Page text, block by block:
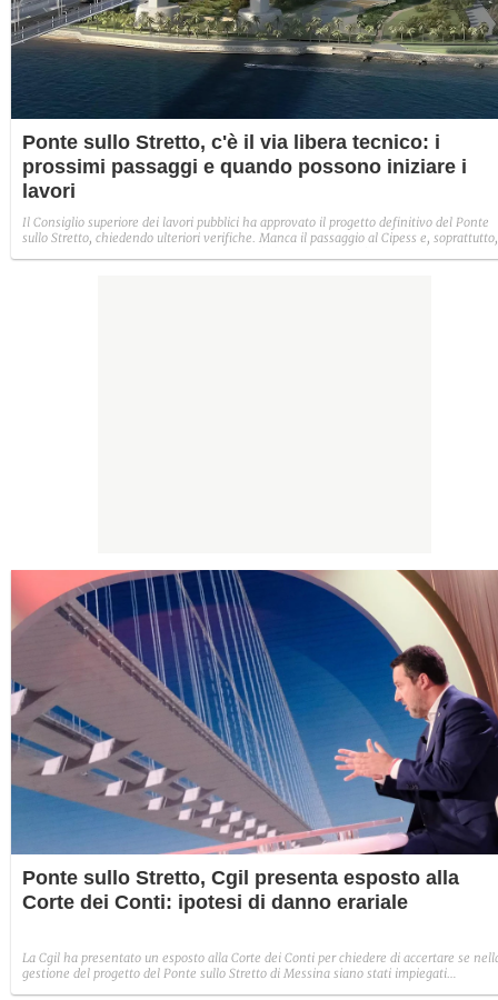
Ponte sullo Stretto, c'è il via libera tecnico: i
prossimi passaggi e quando possono iniziare i
lavori
Il Consiglio superiore dei lavori pubblici ha approvato il progetto definitivo del Ponte
sullo Stretto, chiedendo ulteriori verifiche. Manca il passaggio al Cipess e, soprattutto,
Ponte sullo Stretto, Cgil presenta esposto alla
Corte dei Conti: ipotesi di danno erariale
La Cgil ha presentato un esposto alla Corte dei Conti per chiedere di accertare se
gestione del progetto del Ponte sullo Stretto di Messina siano stati impiegati